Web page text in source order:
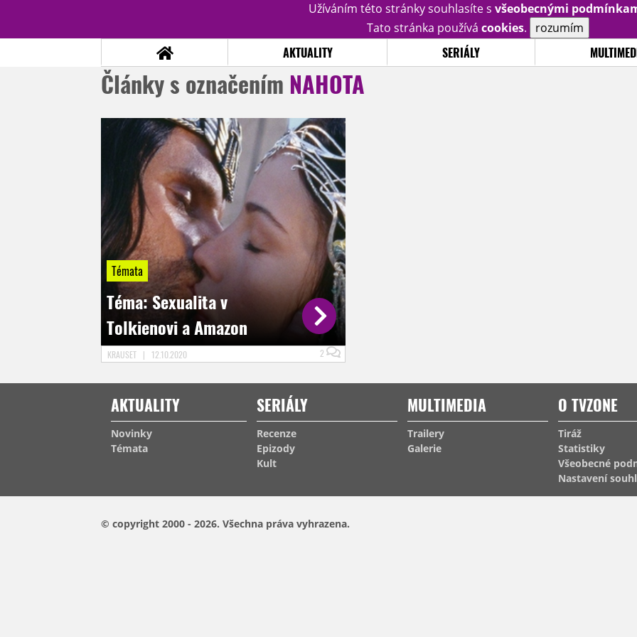
Užíváním této stránky souhlasíte s všeobecnými
Tato stránka používá cookies. rozumím
AKTUALITY SERIÁLY
STATISTIKY
Články s označením NAHOTA
Témata
Téma: Sexualita v
Tolkienovi a Amazon
KRAUSET | 12.10.2020 2
AKTUALITY
Novinky
Témata
SERIÁLY
Recenze
Epizody
Kult
MULTIMEDIA
Trailery
Galerie
O TVZONE
Tiráž
Statistiky
Všeobecné
Nastavení
© copyright 2000 - 2026. Všechna práva vyhrazena.